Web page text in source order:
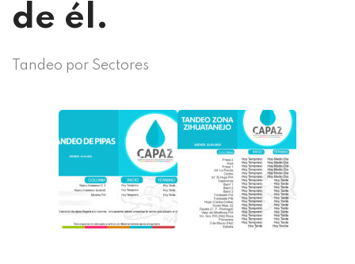
de él.
Tandeo por Sectores